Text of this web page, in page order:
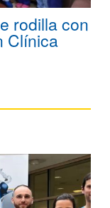
rodilla con
Clínica